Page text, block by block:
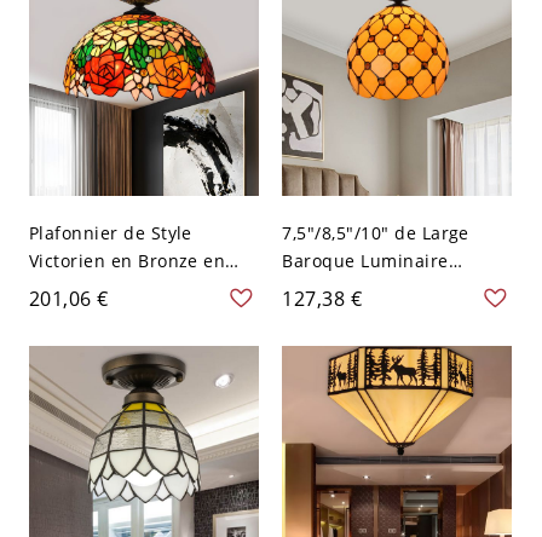
Laiton 110 V-120 V 30,48
cm
Plafonnier de Style
Victorien en Bronze en
Métal à 1 Tête avec Abat-
Jour de Dôme en Vitrail
Lampe Encastrée avec
Motif Floral - Bronze 110
V-120 V Fleur
201,06 €
7,5"/8,5"/10" de Large
Baroque Luminaire
Affleurant en Bronze à 1
Lumière avec Abat-Jour de
Dôme en Vitrail Plafonnier
avec Design de Bijoux -
Bronze 110 V-120 V 31,75
127,38 €